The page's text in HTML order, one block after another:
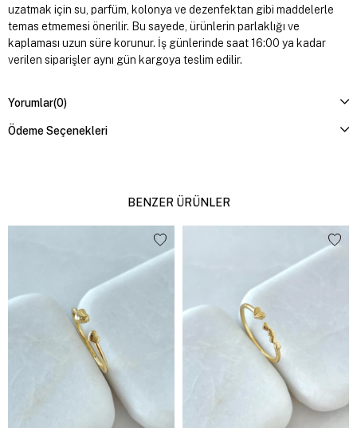
uzatmak için su, parfüm, kolonya ve dezenfektan gibi maddelerle
temas etmemesi önerilir. Bu sayede, ürünlerin parlaklığı ve
kaplaması uzun süre korunur. İş günlerinde saat 16:00 ya kadar
verilen siparişler aynı gün kargoya teslim edilir.
Yorumlar(0)
Ödeme Seçenekleri
BENZER ÜRÜNLER